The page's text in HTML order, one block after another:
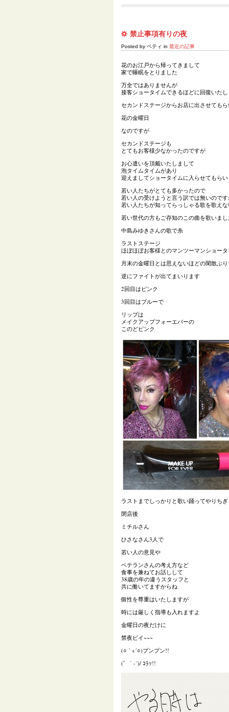
禁止事項有りの夜
Posted by ベティ in 最近の記事
花のお江戸から帰ってきまして
家で睡眠をとりました
万全ではありませんが
接客ショータイムできるほどに回復いた
セカンドステージからお店に出させても
花の金曜日
なのですが
セカンドステージも
とてもお客様少なかったのですが
お心遣いを頂戴いたしまして
泡タイムタイムがあり
迎えましてショータイムに入らせてもら
若い人たちがとても多かったので
若い人の受けようと言う訳では無いので
若い人たちが知ってらっしゃる歌を歌え
若い世代の方もご存知のこの曲を歌いま
中島みゆきさんの歌で糸
ラストステージ
ほぼほぼお客様とのマンツーマンショー
月末の金曜日とは思えないほどの閑散ぶ
逆にファイトが出てまいります
2回目はピンク
3回目はブルーで
リップは
メイクアップフォーエバーの
このどピンク
ラストまでしっかりと歌い踊ってやりち
閉店後
ミチルさん
ひさなさん3人で
若い人の意見や
ベテランさんの考え方など
食事を兼ねてお話しして
38歳の年の違うスタッフと
共に働いてますからね
個性を尊重はいたしますが
時には厳しく指導も入れますよ
金曜日の夜だけに
禁夜ビイ~~~
(○｀ε´○)プンプン!!
(ﾞ ｀-´)/ ｺﾗｯ!!